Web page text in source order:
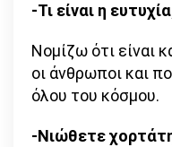
-Τι είναι η
Νομίζω ότι είναι
οι άνθρωποι και
όλου του κόσμου.
-Νιώθετε